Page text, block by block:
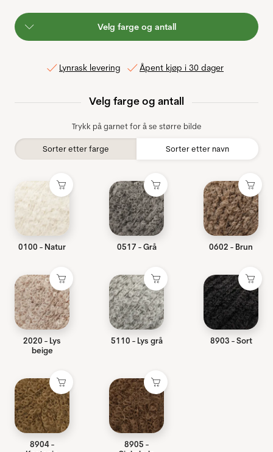
Velg farge og antall
Lynrask levering Åpent kjøp i 30 dager
Velg farge og antall
Trykk på garnet for å se større bilde
Sorter etter farge Sorter etter navn
0100 - Natur 0517 - Grå 0602 - Brun
2020 - Lys
beige
5110 - Lys grå 8903 - Sort
8904 -
8905 -